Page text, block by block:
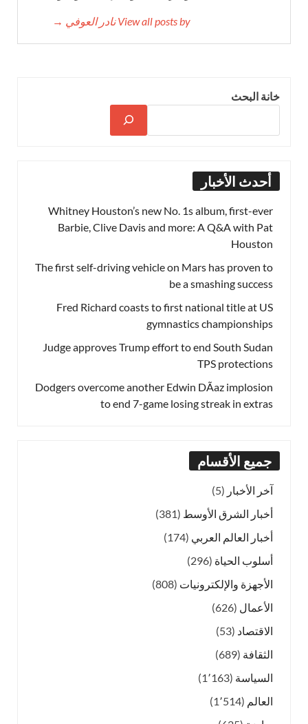
View all posts by نادر العوفي →
خانة البحث
أحدث الأخبار
Whitney Houston’s new No. 1s album, first-ever
Barbie, Clive Davis and more: A Q&A with Pat
Houston
The first self-driving vehicle on Mars has proven to
be a smashing success
Fred Richard coasts to first national title at US
gymnastics championships
Judge approves Trump effort to end South Sudan
TPS protections
Dodgers overcome another Edwin DÃ­az implosion
to end 7-game losing streak in extras
جميع الأقسام
آخر الأخبار (5)
أخبار الشرق الأوسط (381)
أخبار العالم العربي (174)
أسلوب الحياة (296)
الأجهزة والإلكترونيات (808)
الأعمال (626)
الاقتصاد (53)
الثقافة (689)
السياسة (1٬163)
العالم (1٬514)